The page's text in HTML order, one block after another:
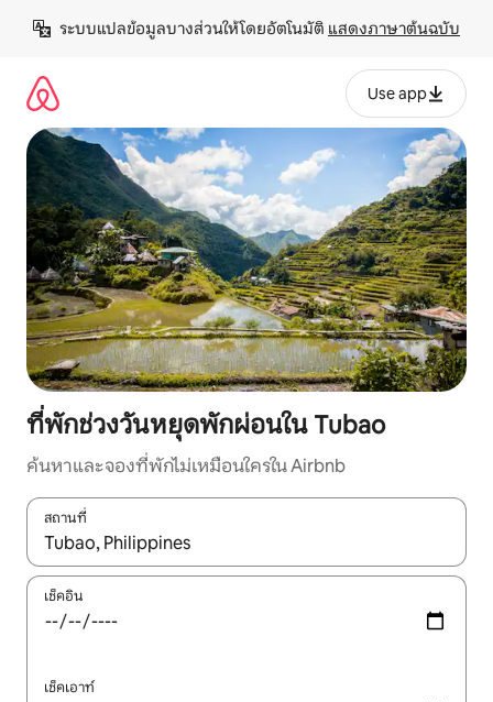
เนื้อหา
ระบบแปลข้อมูลบางส่วนให้โดยอัตโนมัติ แสดงภาษาต้นฉบับ
Use app
ที่พักช่วงวันหยุดพักผ่อนใน Tubao
ค้นหาและจองที่พักไม่เหมือนใครใน Airbnb
สถานที่
ใช้ลูกศรขึ้นลง หรือใช้การสัมผัสหรือปัด เพื่อสำรวจผลการค้นหา
เช็คอิน
เช็คเอาท์